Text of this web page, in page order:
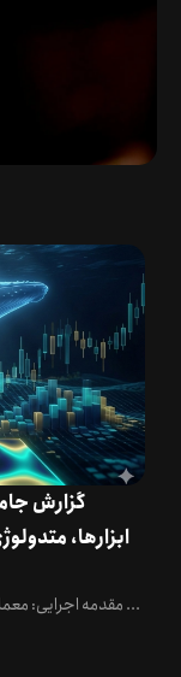
گزارش
ابزارها،
مقدمه اجرایی: معمای پول هوشمند در اکوسیستم پیچیده بازارهای مالی ...